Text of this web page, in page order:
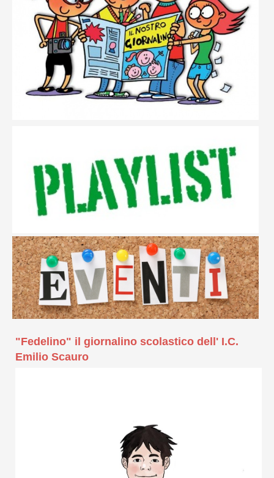
"Fedelino" il giornalino scolastico dell' I.C.
Emilio Scauro